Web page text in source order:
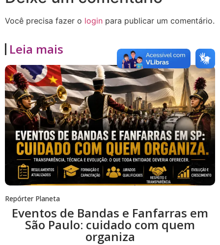
Você precisa fazer o login para publicar um comentário.
Leia mais
Repórter Planeta
Eventos de Bandas e Fanfarras em
São Paulo: cuidado com quem
organiza